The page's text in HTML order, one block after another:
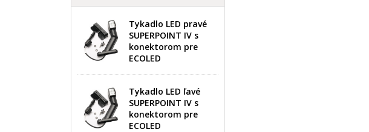
Tykadlo LED pravé
SUPERPOINT IV s
konektorom pre
ECOLED
Tykadlo LED ľavé
SUPERPOINT IV s
konektorom pre
ECOLED